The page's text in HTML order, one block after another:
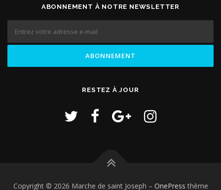
ABONNEMENT À NOTRE NEWSLETTER
RESTEZ À JOUR
Copyright © 2026 Marche de saint Joseph – OnePress thème